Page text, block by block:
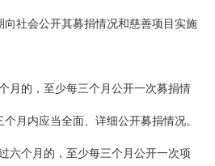
社会公开其募捐情况和慈善项目实施
月的，至少每三个月公开一次募捐情
月内应当全面、详细公开募捐情况。
六个月的，至少每三个月公开一次项